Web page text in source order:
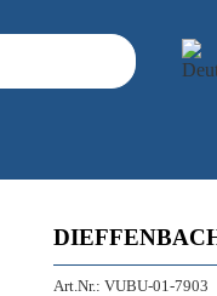
Art.Nr.: VUBU-01-7903